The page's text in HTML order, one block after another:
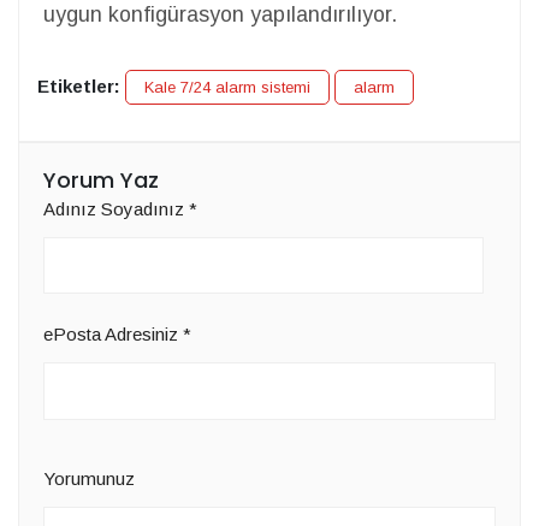
uygun konfigürasyon yapılandırılıyor.
Etiketler: Kale 7/24 alarm sistemi alarm
Yorum Yaz
Adınız Soyadınız *
ePosta Adresiniz *
Yorumunuz